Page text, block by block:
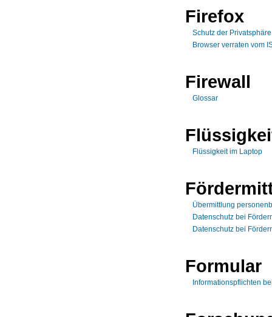
Firefox
Schutz der
Browser verraten vom
Firewall
Glossar
Flüssigkeit im Laptop
Übermittlung
Datenschutz bei
Datenschutz bei
Formular
Informationspflichten